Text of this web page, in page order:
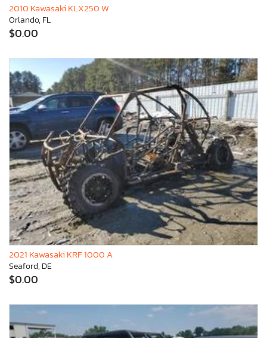
2010 Kawasaki KLX250 W
Orlando, FL
$0.00
2021 Kawasaki KRF 1000 A
Seaford, DE
$0.00